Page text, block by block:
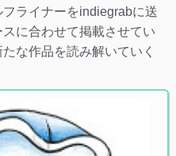
ライナーをindiegrabに送
に合わせて掲載させてい
な作品を読み解いていく